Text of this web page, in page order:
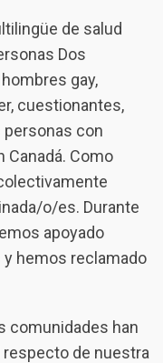
de salud
Dos
gay,
cuestionantes,
personas con
Canadá. Como
o/es. Durante
apoyado
hemos reclamado
comunidades han
de nuestra